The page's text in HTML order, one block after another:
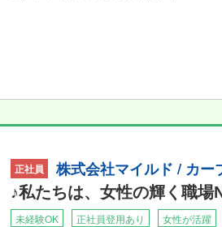
やっぱり運動が好き。運動・健康にか
・お話するのが好きな方
・人の役に立てる仕事がしたい方
★自分で考え、行動する力が身につき
「カーブス鳥取東店」「カーブス鳥取
自分で考え行動する力をみにつけ、地域
人々が運動を通して病気へのリスクを
正社員 株式会社マイルド / カ
♪私たちは、女性の輝く職場
未経験OK 正社員登用あり 女性が活躍